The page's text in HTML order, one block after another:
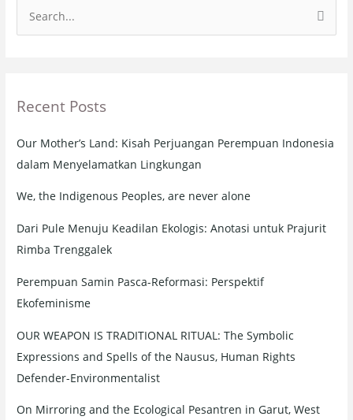
e
c
f
o
r
Recent Posts
Our Mother’s Land: Kisah Perjuangan Perempuan Indonesia
dalam Menyelamatkan Lingkungan
We, the Indigenous Peoples, are never alone
Dari Pule Menuju Keadilan Ekologis: Anotasi untuk Prajurit
Rimba Trenggalek
Perempuan Samin Pasca-Reformasi: Perspektif
Ekofeminisme
OUR WEAPON IS TRADITIONAL RITUAL: The Symbolic
Expressions and Spells of the Nausus, Human Rights
Defender-Environmentalist
On Mirroring and the Ecological Pesantren in Garut, West